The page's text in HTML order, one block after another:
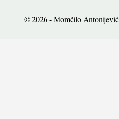
© 2026 - Momčilo Antonijević